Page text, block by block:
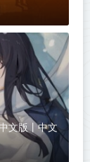
文版丨中文